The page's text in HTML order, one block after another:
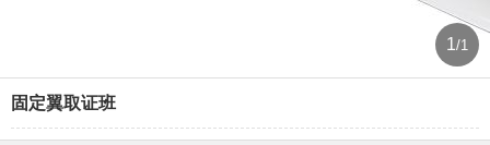
1/1
固定翼取证班